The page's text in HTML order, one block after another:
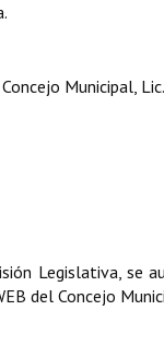
Municipal,
Legislativa, se
del Concejo